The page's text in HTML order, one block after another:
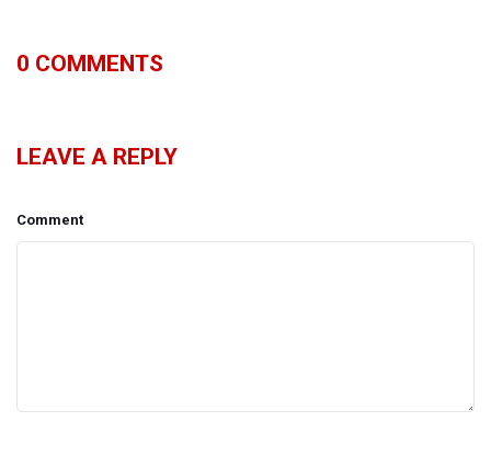
0 COMMENTS
LEAVE A REPLY
Comment